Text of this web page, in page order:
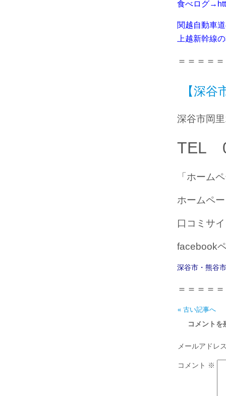
食べログ→
関越自動車
上越新幹線
＝＝＝＝
【深
深谷市岡
TEL
「ホーム
ホームペ
口コミサ
facebook
深谷市・熊谷
＝＝＝＝
« 古い記事へ
コメントを
メールアドレ
コメント ※